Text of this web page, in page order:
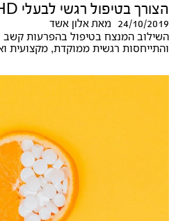
הצורך בטיפול רגשי לבעלי ADHD
24/10/2019 מאתאלון אשד
השילוב המנצח בטיפול בהפרעות קשב
והתייחסות רגשית ממוקדת, מקצועית